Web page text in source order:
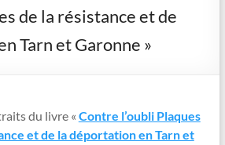
de la résistance et de
Tarn et Garonne »
du livre « Contre l’oubli Plaques
et de la déportation en Tarn et